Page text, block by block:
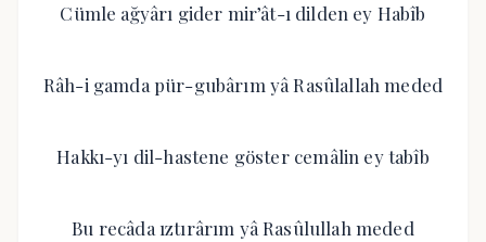
Cümle ağyârı gider mir’ât-ı dilden ey Habîb
Râh-i gamda pür-gubârım yâ Rasûlallah meded
Hakkı-yı dil-hastene göster cemâlin ey tabîb
Bu recâda ıztırârım yâ Rasûlullah meded